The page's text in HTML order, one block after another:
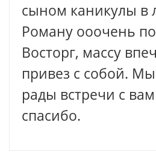
сыном каникулы в
Роману ооочень
Восторг, массу
привез с собой.
рады встречи с
спасибо.